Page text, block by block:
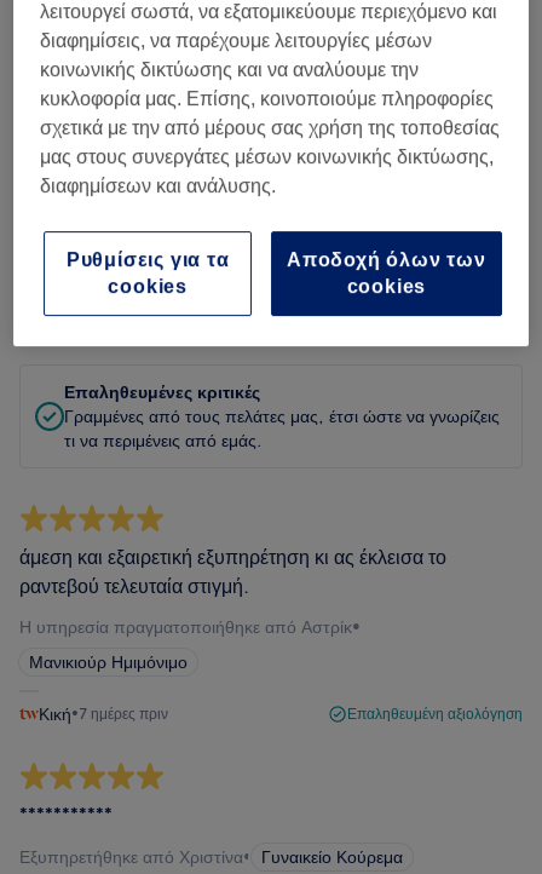
Προσωπικό
Φιλτράρισμα κριτικών
Υπηρεσία Όλες οι υπηρεσίες
Αξιολόγηση Φίλτρα με βάση βαθμολογία
Επαληθευμένες κριτικές
Γραμμένες από τους πελάτες μας, έτσι ώστε να γνωρίζεις
τι να περιμένεις από εμάς.
άμεση και εξαιρετική εξυπηρέτηση κι ας έκλεισα το
ραντεβού τελευταία στιγμή.
Η υπηρεσία πραγματοποιήθηκε από Αστρίκ•
Μανικιούρ Ημιμόνιμο
Κική•7 ημέρες πριν Επαληθευμένη αξιολόγηση
***********
Εξυπηρετήθηκε από Χριστίνα• Γυναικείο Κούρεμα
λειτουργεί σωστά, να εξατομικεύουμε περιεχόμενο και
διαφημίσεις, να παρέχουμε λειτουργίες μέσων
κοινωνικής δικτύωσης και να αναλύουμε την
κυκλοφορία μας. Επίσης, κοινοποιούμε πληροφορίες
σχετικά με την από μέρους σας χρήση της τοποθεσίας
μας στους συνεργάτες μέσων κοινωνικής δικτύωσης,
διαφημίσεων και ανάλυσης.
Αποδοχή όλων των
cookies
Ρυθμίσεις για τα
cookies